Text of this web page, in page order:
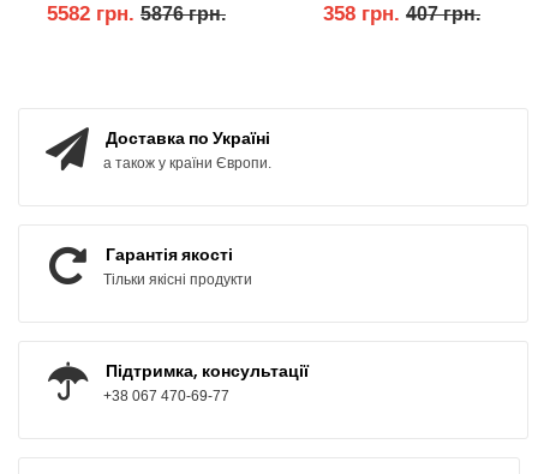
5582 грн. 5876 грн. 358 грн. 407 грн.
Доставка по Україні
а також у країни Європи.
Гарантія якості
Тільки якісні продукти
Підтримка, консультації
+38 067 470-69-77